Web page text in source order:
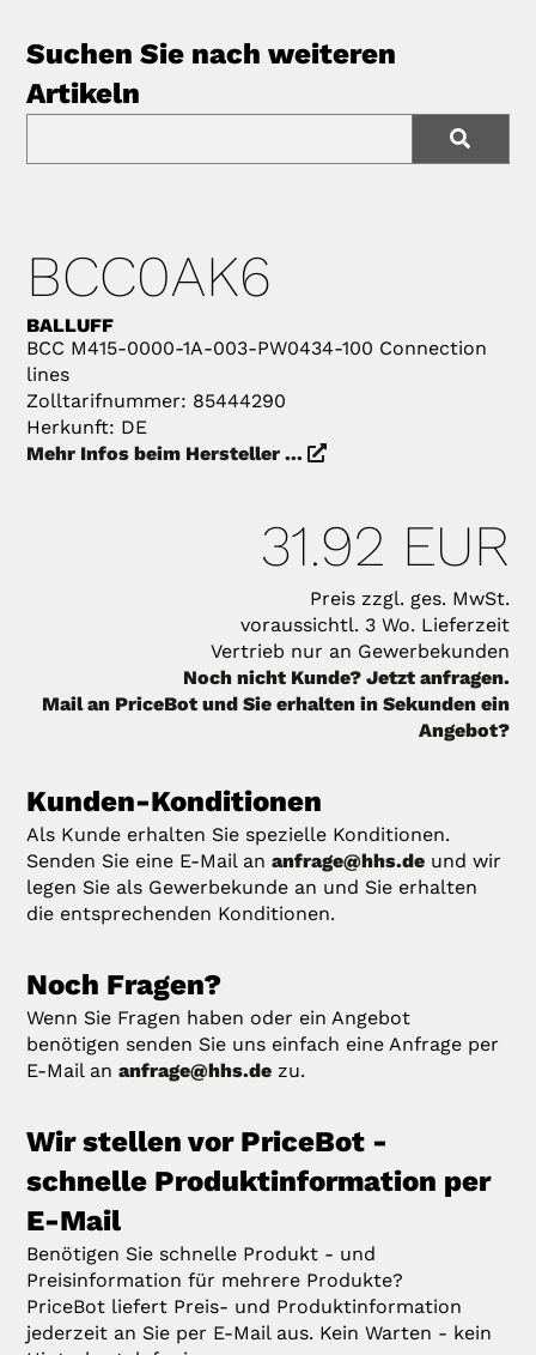
Suchen Sie nach weiteren
Artikeln
BCC0AK6
BALLUFF
BCC M415-0000-1A-003-PW0434-100 Connection
lines
Zolltarifnummer: 85444290
Herkunft: DE
Mehr Infos beim Hersteller ...
31.92 EUR
Preis zzgl. ges. MwSt.
voraussichtl. 3 Wo. Lieferzeit
Vertrieb nur an Gewerbekunden
Noch nicht Kunde? Jetzt anfragen.
Mail an PriceBot und Sie erhalten in Sekunden ein
Angebot?
Kunden-Konditionen
Als Kunde erhalten Sie spezielle Konditionen.
Senden Sie eine E-Mail ananfrage@hhs.de und wir
legen Sie als Gewerbekunde an und Sie erhalten
die entsprechenden Konditionen.
Noch Fragen?
Wenn Sie Fragen haben oder ein Angebot
benötigen senden Sie uns einfach eine Anfrage per
E-Mail ananfrage@hhs.de zu.
Wir stellen vor PriceBot -
schnelle Produktinformation per
E-Mail
Benötigen Sie schnelle Produkt - und
Preisinformation für mehrere Produkte?
PriceBot liefert Preis- und Produktinformation
jederzeit an Sie per E-Mail aus. Kein Warten - kein